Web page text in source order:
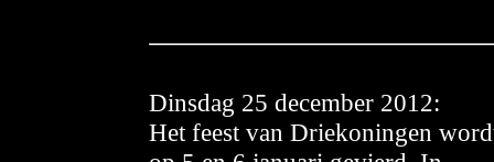
Dinsdag 25 december 2012:
Het feest van Driekoningen